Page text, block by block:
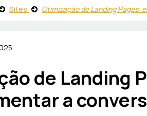
Sites Otimização de Landing Pages:
de Landing
a